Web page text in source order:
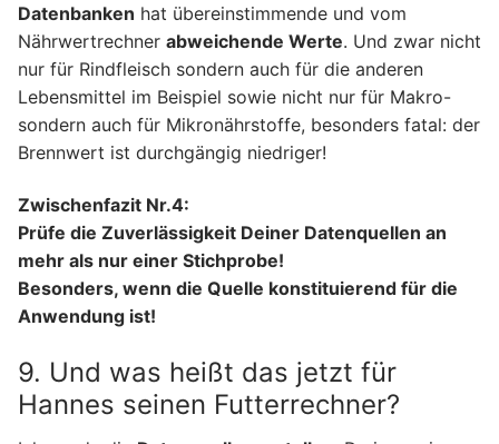
Datenbanken hat übereinstimmende und vom
Nährwertrechner abweichende Werte. Und zwar nicht
nur für Rindfleisch sondern auch für die anderen
Lebensmittel im Beispiel sowie nicht nur für Makro-
sondern auch für Mikronährstoffe, besonders fatal: der
Brennwert ist durchgängig niedriger!
Zwischenfazit Nr.4:
Prüfe die Zuverlässigkeit Deiner Datenquellen an
mehr als nur einer Stichprobe!
Besonders, wenn die Quelle konstituierend für die
Anwendung ist!
9. Und was heißt das jetzt für
Hannes seinen Futterrechner?